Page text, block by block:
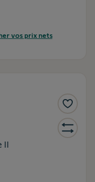
vos prix nets
II